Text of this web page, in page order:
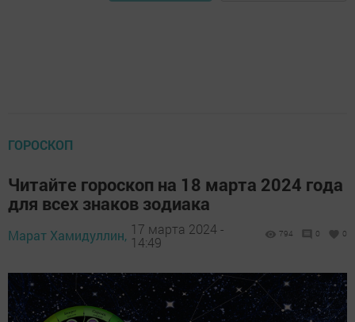
ГОРОСКОП
Читайте гороскоп на 18 марта 2024 года
для всех знаков зодиака
Марат Хамидуллин, 17 марта 2024 -
14:49
794 0 0